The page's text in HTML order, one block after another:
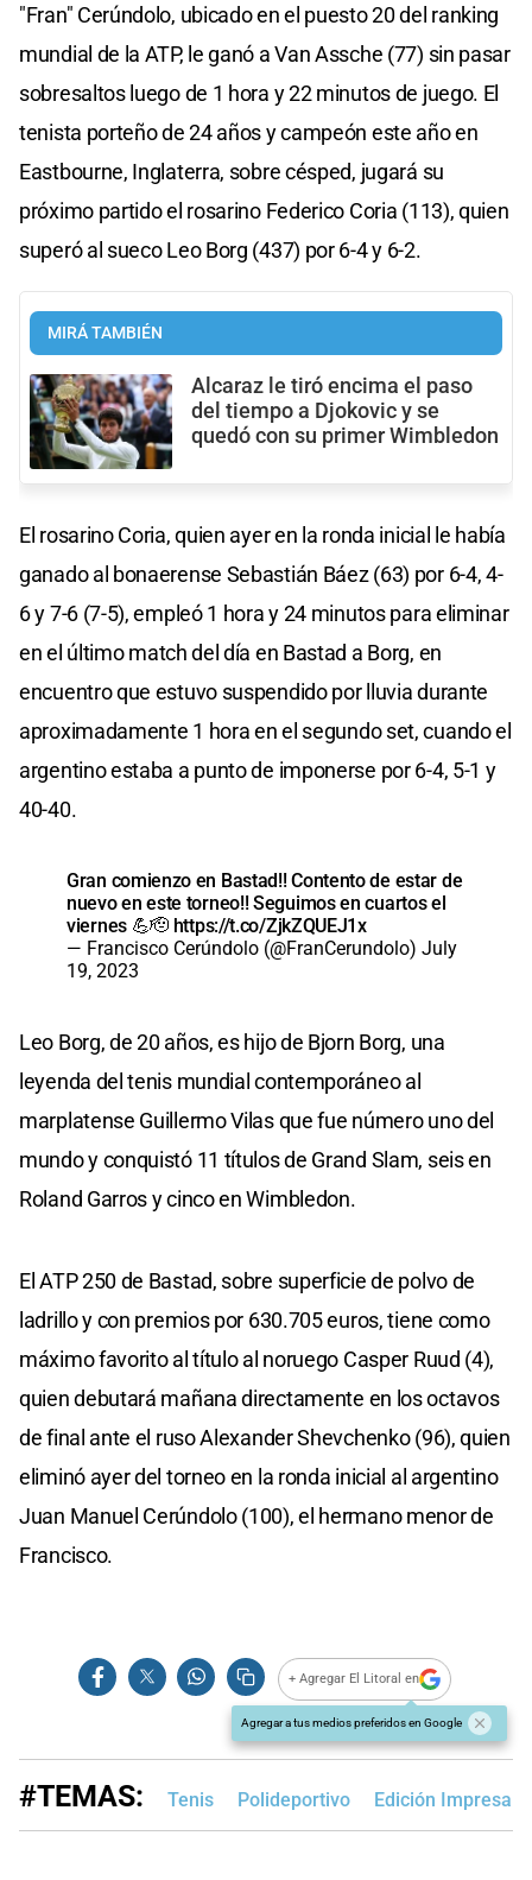
"Fran" Cerúndolo, ubicado en el puesto 20 del ranking
mundial de la ATP, le ganó a Van Assche (77) sin pasar
sobresaltos luego de 1 hora y 22 minutos de juego. El
tenista porteño de 24 años y campeón este año en
Eastbourne, Inglaterra, sobre césped, jugará su
próximo partido el rosarino Federico Coria (113), quien
superó al sueco Leo Borg (437) por 6-4 y 6-2.
MIRÁ TAMBIÉN
Alcaraz le tiró encima el paso
del tiempo a Djokovic y se
quedó con su primer Wimbledon
El rosarino Coria, quien ayer en la ronda inicial le había
ganado al bonaerense Sebastián Báez (63) por 6-4, 4-
6 y 7-6 (7-5), empleó 1 hora y 24 minutos para eliminar
en el último match del día en Bastad a Borg, en
encuentro que estuvo suspendido por lluvia durante
aproximadamente 1 hora en el segundo set, cuando el
argentino estaba a punto de imponerse por 6-4, 5-1 y
40-40.
Gran comienzo en Bastad!! Contento de estar de
nuevo en este torneo!! Seguimos en cuartos el
viernes 💪🫡 https://t.co/ZjkZQUEJ1x
— Francisco Cerúndolo (@FranCerundolo) July
19, 2023
Leo Borg, de 20 años, es hijo de Bjorn Borg, una
leyenda del tenis mundial contemporáneo al
marplatense Guillermo Vilas que fue número uno del
mundo y conquistó 11 títulos de Grand Slam, seis en
Roland Garros y cinco en Wimbledon.
El ATP 250 de Bastad, sobre superficie de polvo de
ladrillo y con premios por 630.705 euros, tiene como
máximo favorito al título al noruego Casper Ruud (4),
quien debutará mañana directamente en los octavos
de final ante el ruso Alexander Shevchenko (96), quien
eliminó ayer del torneo en la ronda inicial al argentino
Juan Manuel Cerúndolo (100), el hermano menor de
Francisco.
+ Agregar El Litoral en
Agregar a tus medios preferidos en Google
#TEMAS: Tenis Polideportivo Edición Impresa